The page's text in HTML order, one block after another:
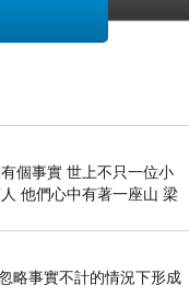
失水分礦物質
小容易吸收
個事實 世上不只一位小
他們心中有著一座山 梁
高
略事實不計的情況下形成